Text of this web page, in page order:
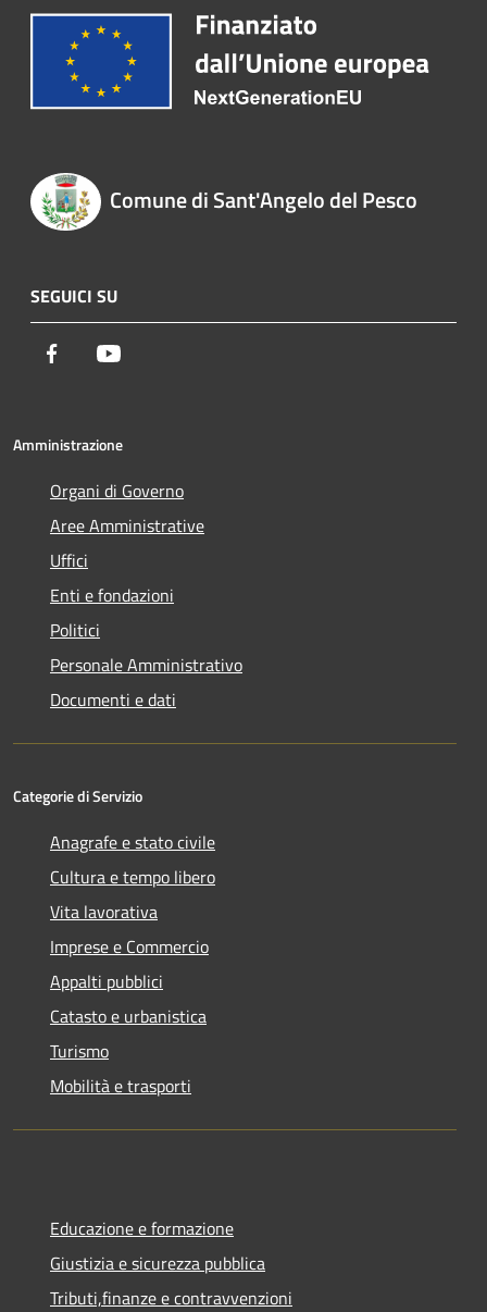
Comune di Sant'Angelo del Pesco
SEGUICI SU
Facebook
Amministrazione
Organi di Governo
Aree Amministrative
Uffici
Enti e fondazioni
Politici
Personale Amministrativo
Documenti e dati
Categorie di Servizio
Anagrafe e stato civile
Cultura e tempo libero
Vita lavorativa
Imprese e Commercio
Appalti pubblici
Catasto e urbanistica
Turismo
Mobilità e trasporti
Educazione e formazione
Giustizia e sicurezza pubblica
Tributi,finanze e contravvenzioni